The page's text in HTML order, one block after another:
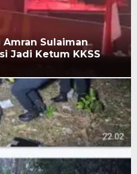
Sulaiman
Jadi Ketum KKSS